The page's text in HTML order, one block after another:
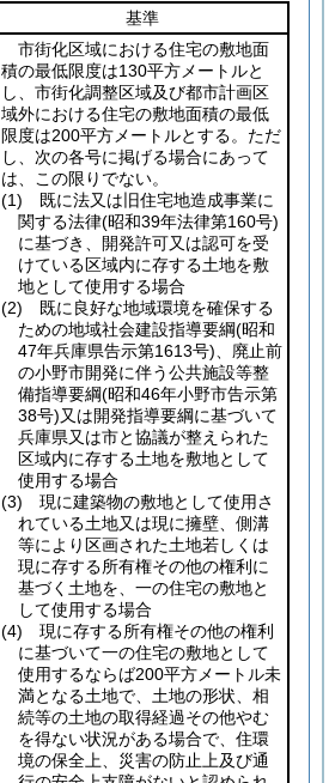
基準
市街化区域における住宅の敷地面
積の最低限度は130平方メートルと
し、市街化調整区域及び都市計画区
域外における住宅の敷地面積の最低
限度は200平方メートルとする。ただ
し、次の各号に掲げる場合にあって
は、この限りでない。
(1) 既に法又は旧住宅地造成事業に
関する法律(昭和39年法律第160号)
に基づき、開発許可又は認可を受
けている区域内に存する土地を敷
地として使用する場合
(2) 既に良好な地域環境を確保する
ための地域社会建設指導要綱(昭和
47年兵庫県告示第1613号) 、廃止前
の小野市開発に伴う公共施設等整
備指導要綱(昭和46年小野市告示第
38号)又は開発指導要綱に基づいて
兵庫県又は市と協議が整えられた
区域内に存する土地を敷地として
使用する場合
(3) 現に建築物の敷地として使用さ
れている土地又は現に擁壁、側溝
等により区画された土地若しくは
現に存する所有権その他の権利に
基づく土地を、一の住宅の敷地と
して使用する場合
(4) 現に存する所有権その他の権利
に基づいて一の住宅の敷地として
使用するならば200平方メートル未
満となる土地で、土地の形状、相
続等の土地の取得経過その他やむ
を得ない状況がある場合で、住環
境の保全上、災害の防止上及び通